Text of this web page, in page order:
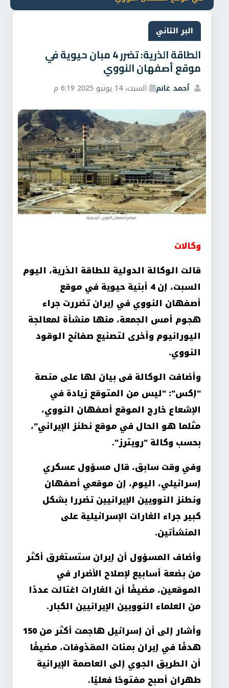
البر التاني
الطاقة الذرية: تضرر 4 مبان حيوية في
موقع أصفهان النووي
أحمد غانم السبت، 14 يونيو 2025 6:19 م
وكالات
قالت الوكالة الدولية للطاقة الذرية، اليوم
السبت، إن 4 أبنية حيوية في موقع
أصفهان النووي في إيران تضررت جراء
هجوم أمس الجمعة، منها منشأة لمعالجة
اليورانيوم وأخرى لتصنيع صفائح الوقود
النووي.
وأضافت الوكالة فى بيان لها على منصة
"إكس": "ليس من المتوقع زيادة في
الإشعاع خارج الموقع أصفهان النووي،
مثلما هو الحال في موقع نطنز الإيراني"،
بحسب وكالة "رويترز".
وفي وقت سابق، قال مسؤول عسكري
إسرائيلي، اليوم، إن موقعي أصفهان
ونطنز النوويين الإيرانيين تضررا بشكل
كبير جراء الغارات الإسرائيلية على
المنشأتين.
وأضاف المسؤول أن إيران ستستغرق أكثر
من بضعة أسابيع لإصلاح الأضرار في
الموقعين، مضيفًا أن الغارات اغتالت عددًا
من العلماء النوويين الإيرانيين الكبار.
وأشار إلى أن إسرائيل هاجمت أكثر من 150
هدفًا في إيران بمئات المقذوفات، مضيفًا
أن الطريق الجوي إلى العاصمة الإيرانية
طهران أصبح مفتوحًا فعليًا.